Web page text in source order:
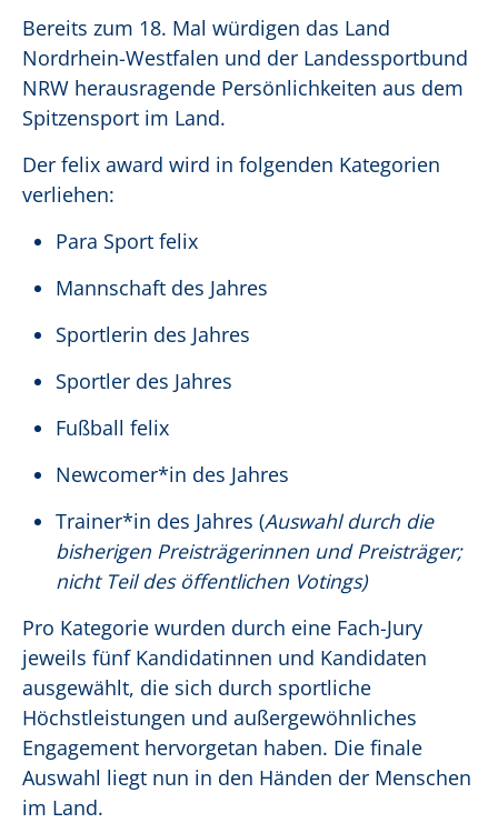
Bereits zum 18. Mal würdigen das Land
Nordrhein-Westfalen und der Landessportbund
NRW herausragende Persönlichkeiten aus dem
Spitzensport im Land.
Der felix award wird in folgenden Kategorien
verliehen:
Para Sport felix
Mannschaft des Jahres
Sportlerin des Jahres
Sportler des Jahres
Fußball felix
Newcomer*in des Jahres
Trainer*in des Jahres (Auswahl durch die
bisherigen Preisträgerinnen und Preisträger;
nicht Teil des öffentlichen Votings)
Pro Kategorie wurden durch eine Fach-Jury
jeweils fünf Kandidatinnen und Kandidaten
ausgewählt, die sich durch sportliche
Höchstleistungen und außergewöhnliches
Engagement hervorgetan haben. Die finale
Auswahl liegt nun in den Händen der Menschen
im Land.